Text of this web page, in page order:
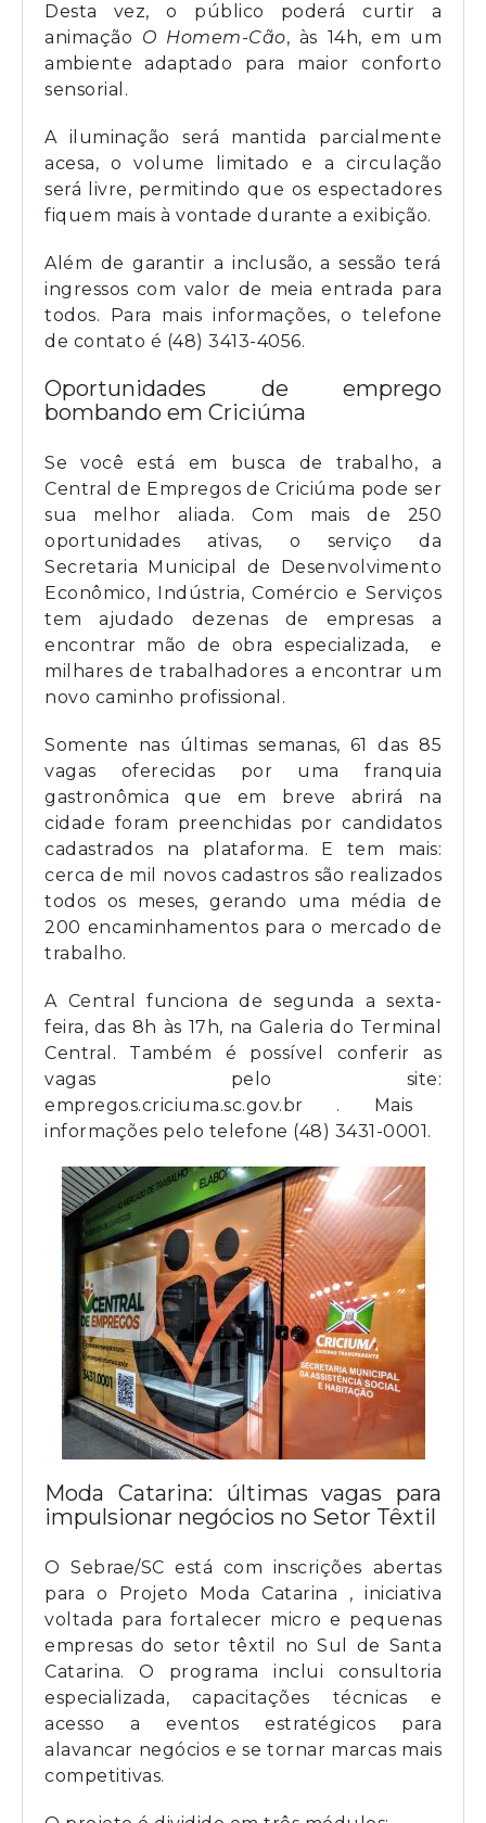
Desta vez, o público poderá curtir a
animação O Homem-Cão, às 14h, em um
ambiente adaptado para maior conforto
sensorial.
A iluminação será mantida parcialmente
acesa, o volume limitado e a circulação
será livre, permitindo que os espectadores
fiquem mais à vontade durante a exibição.
Além de garantir a inclusão, a sessão terá
ingressos com valor de meia entrada para
todos. Para mais informações, o telefone
de contato é (48) 3413-4056.
Oportunidades de emprego
bombando em Criciúma
Se você está em busca de trabalho, a
Central de Empregos de Criciúma pode ser
sua melhor aliada. Com mais de 250
oportunidades ativas, o serviço da
Secretaria Municipal de Desenvolvimento
Econômico, Indústria, Comércio e Serviços
tem ajudado dezenas de empresas a
encontrar mão de obra especializada, e
milhares de trabalhadores a encontrar um
novo caminho profissional.
Somente nas últimas semanas, 61 das 85
vagas oferecidas por uma franquia
gastronômica que em breve abrirá na
cidade foram preenchidas por candidatos
cadastrados na plataforma. E tem mais:
cerca de mil novos cadastros são realizados
todos os meses, gerando uma média de
200 encaminhamentos para o mercado de
trabalho.
A Central funciona de segunda a sexta-
feira, das 8h às 17h, na Galeria do Terminal
Central. Também é possível conferir as
vagas pelo site:
empregos.criciuma.sc.gov.br . Mais
informações pelo telefone (48) 3431-0001.
Moda Catarina: últimas vagas para
impulsionar negócios no Setor Têxtil
O Sebrae/SC está com inscrições abertas
para o Projeto Moda Catarina , iniciativa
voltada para fortalecer micro e pequenas
empresas do setor têxtil no Sul de Santa
Catarina. O programa inclui consultoria
especializada, capacitações técnicas e
acesso a eventos estratégicos para
alavancar negócios e se tornar marcas mais
competitivas.